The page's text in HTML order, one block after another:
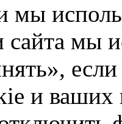
мы
сайта мы
если
и